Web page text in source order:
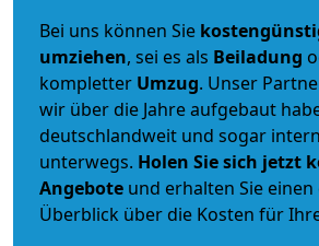
Bei uns können Sie
umziehen, sei es als Beiladung
kompletter Umzug. Unser
wir über die Jahre aufgebaut
deutschlandweit und sogar
unterwegs. Holen Sie sich jetzt
Angebote und erhalten Sie einen
Überblick über die Kosten für